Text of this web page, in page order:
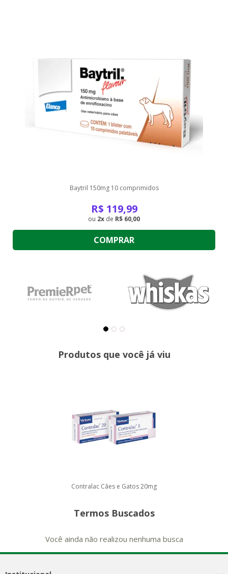
Baytril 150mg 10 comprimidos
R$ 119,99
2 de R$ 60,00
COMPRAR
Produtos que você já viu
Contralac Cães e Gatos 20mg
Termos Buscados
Você ainda não realizou nenhuma busca